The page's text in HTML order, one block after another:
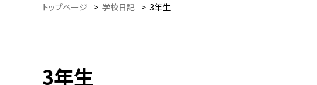
トップページ > 学校日記 > 3年生
3年生